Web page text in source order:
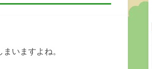
いますよね。